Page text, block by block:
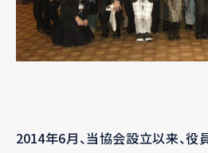
2014年6月、当協会設立以来、